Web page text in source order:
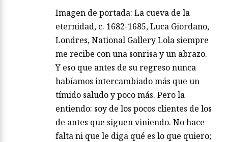
Imagen de portada: La cueva de la
eternidad, c. 1682-1685, Luca Giordano,
Londres, National Gallery Lola siempre
me recibe con una sonrisa y un abrazo.
Y eso que antes de su regreso nunca
habíamos intercambiado más que un
tímido saludo y poco más. Pero la
entiendo: soy de los pocos clientes de los
de antes que siguen viniendo. No hace
falta ni que le diga qué es lo que quiero;